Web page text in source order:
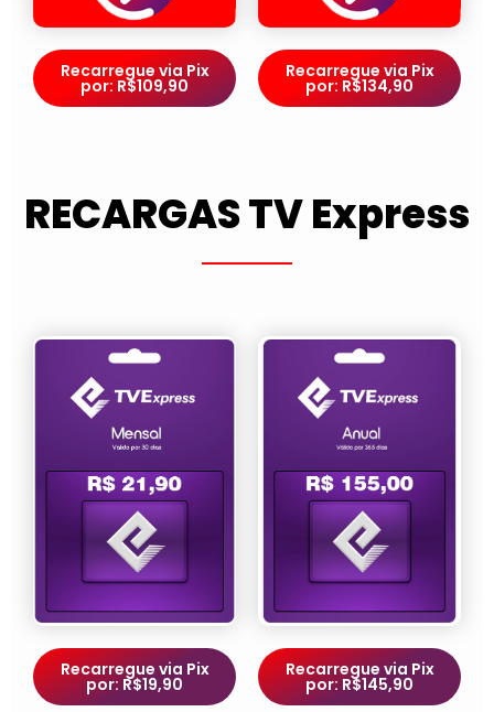
Recarregue via Pix
por: R$109,90
Recarregue via Pix
por: R$134,90
RECARGAS TV Express
Recarregue via Pix
por: R$19,90
Recarregue via Pix
por: R$145,90